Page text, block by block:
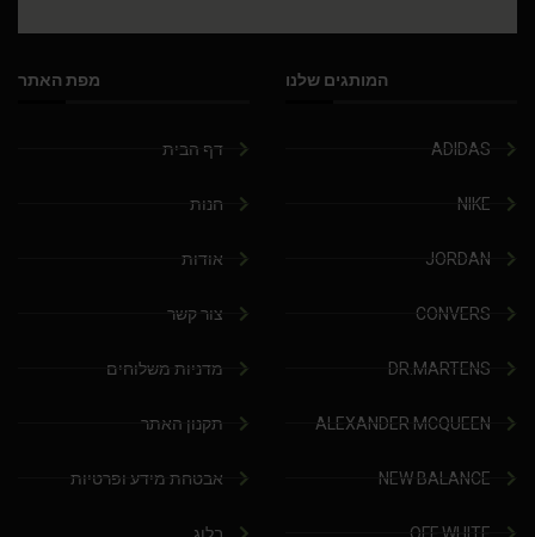
המותגים שלנו
ADIDAS
NIKE
JORDAN
CONVERS
DR.MARTENS
ALEXANDER MCQUEEN
NEW BALANCE
OFF WHITE
מפת האתר
דף הבית
חנות
אודות
צור קשר
מדניות משלוחים
תקנון האתר
אבטחת מידע ופרטיות
בלוג